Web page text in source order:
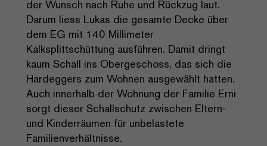
der Wunsch nach Ruhe und Rückzug laut.
Darum liess Lukas die gesamte Decke über
dem EG mit 140 Millimeter
Kalksplittschüttung ausführen. Damit dringt
kaum Schall ins Obergeschoss, das sich die
Hardeggers zum Wohnen ausgewählt hatten.
Auch innerhalb der Wohnung der Familie Erni
sorgt dieser Schallschutz zwischen Eltern-
und Kinderräumen für unbelastete
Familienverhältnisse.